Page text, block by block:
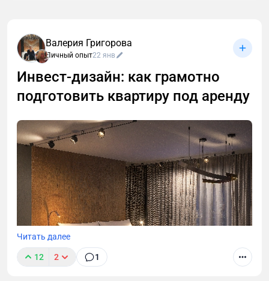
Валерия Григорова
Личный опыт22 янв
Инвест‑дизайн: как грамотно
подготовить квартиру под аренду
Читать далее
12 2 1